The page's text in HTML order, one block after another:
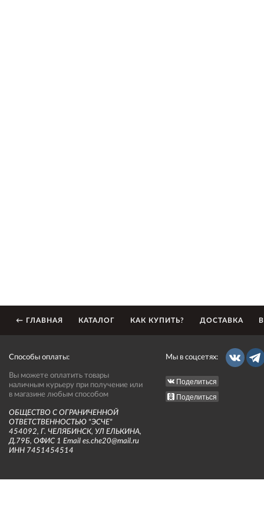
← ГЛАВНАЯ КАТАЛОГ КАК КУПИТЬ? ДОСТАВКА
Способы оплаты:
Вы можете оплатить товары
наличным курьеру при получение или
в магазине любым способом
ОБЩЕСТВО С ОГРАНИЧЕННОЙ
ОТВЕТСТВЕННОСТЬЮ "ЭСЧЕ"
454092, Г. ЧЕЛЯБИНСК, УЛ ЕЛЬКИНА,
Д.79Б, ОФИС 1 Email es.che20@mail.ru
ИНН 7451454514
Мы в соцсетях:
Поделиться
Поделиться